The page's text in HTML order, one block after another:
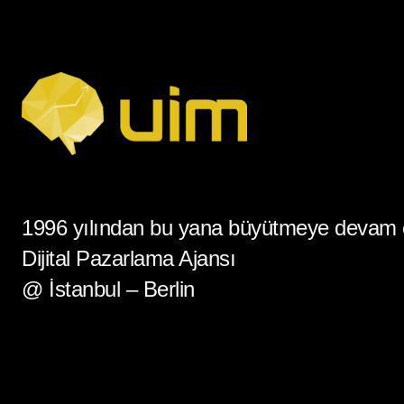
1996 yılından bu yana büyütmeye devam
Dijital Pazarlama Ajansı
@ İstanbul – Berlin